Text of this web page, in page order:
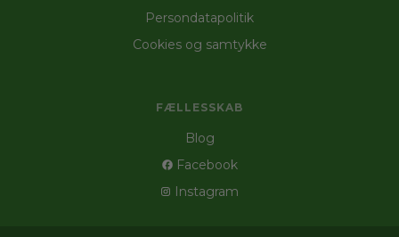
Persondatapolitik
Cookies og samtykke
FÆLLESSKAB
Blog
Facebook
Instagram